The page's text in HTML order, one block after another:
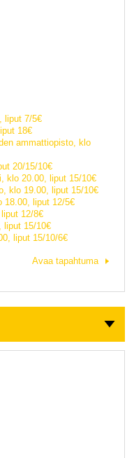
liput 7/5€
18€
ammattiopisto, klo
20/15/10€
klo 20.00, liput 15/10€
klo 19.00, liput 15/10€
18.00, liput 12/5€
12/8€
liput 15/10€
liput 15/10/6€
Avaa tapahtuma